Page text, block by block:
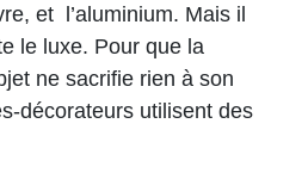
et l’aluminium. Mais il
le luxe. Pour que la
ne sacrifie rien à son
décorateurs utilisent des